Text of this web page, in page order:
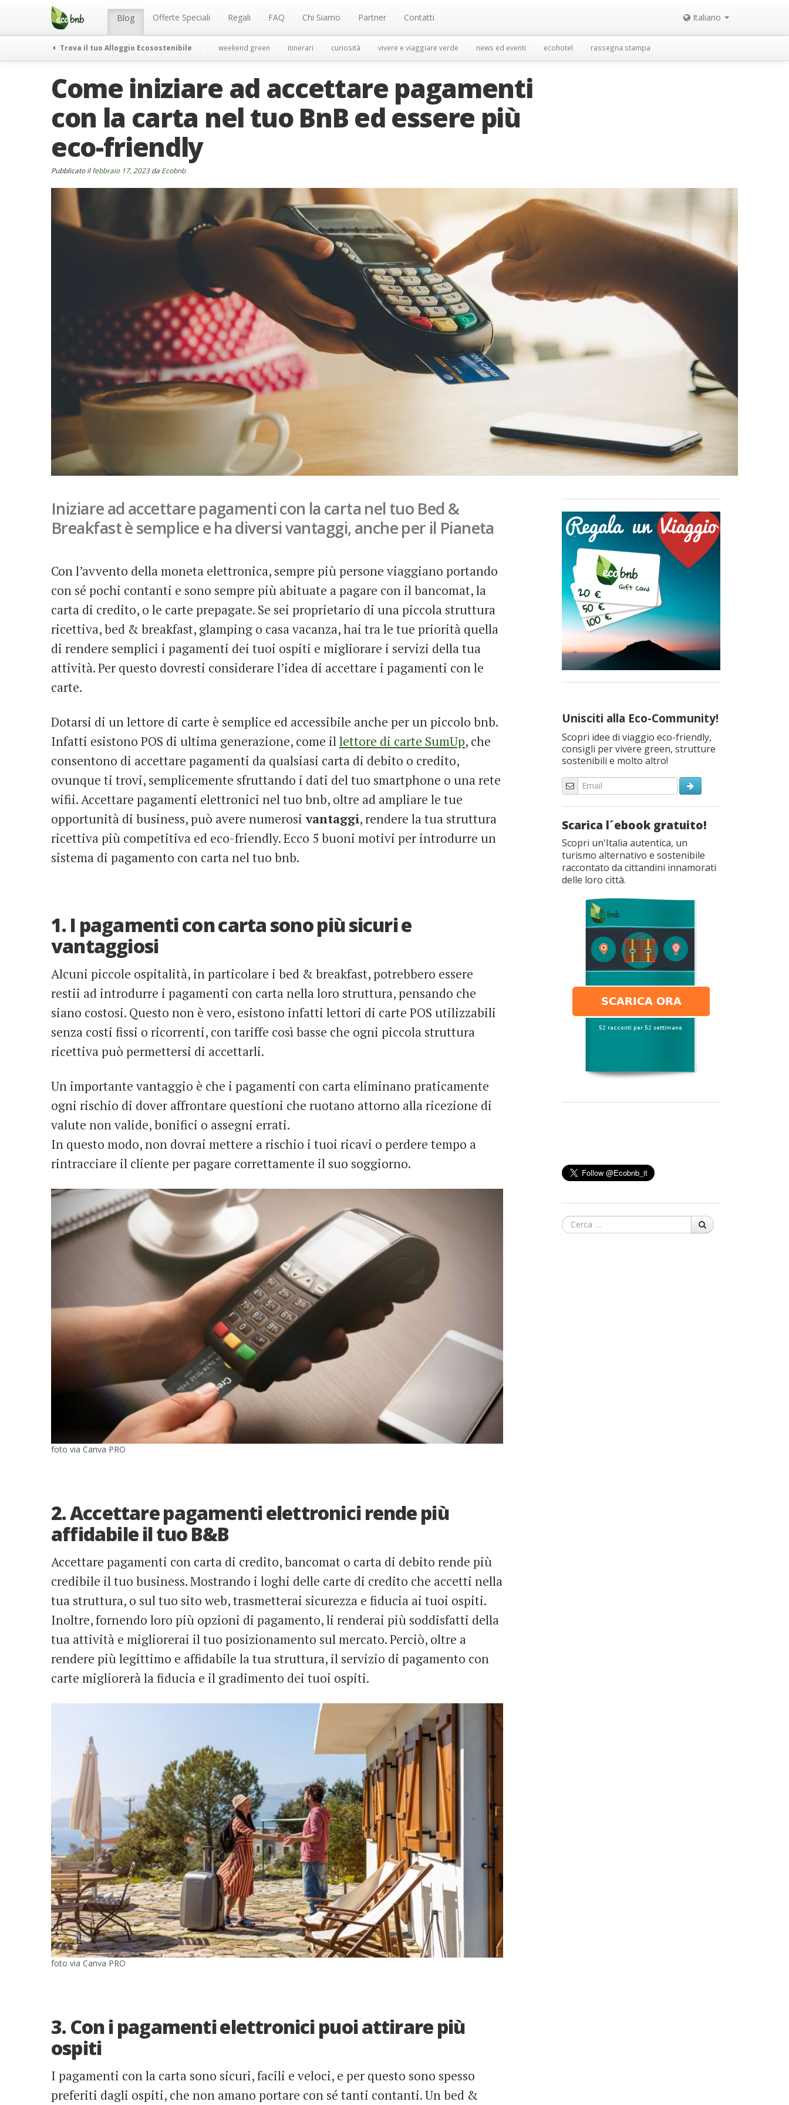
Menu Blog Offerte Speciali Regali FAQ Chi Siamo Partner Contatti Italiano
Trova il tuo Alloggio Ecosostenibile weekend green itinerari curiosità vivere e viaggiare verde news ed eventi ecohotel rassegna stampa
Come iniziare ad accettare pagamenti
con la carta nel tuo BnB ed essere più
eco-friendly
Pubblicato ilfebbraio 17, 2023da Ecobnb
Iniziare ad accettare pagamenti con la carta nel tuo Bed &
Breakfast è semplice e ha diversi vantaggi, anche per il Pianeta
Con l’avvento della moneta elettronica, sempre più persone viaggiano portando
con sé pochi contanti e sono sempre più abituate a pagare con il bancomat, la
carta di credito, o le carte prepagate. Se sei proprietario di una piccola struttura
ricettiva, bed & breakfast, glamping o casa vacanza, hai tra le tue priorità quella
di rendere semplici i pagamenti dei tuoi ospiti e migliorare i servizi della tua
attività. Per questo dovresti considerare l’idea di accettare i pagamenti con le
carte.
Dotarsi di un lettore di carte è semplice ed accessibile anche per un piccolo bnb.
Infatti esistono POS di ultima generazione, come illettore di carte SumUp, che
consentono di accettare pagamenti da qualsiasi carta di debito o credito,
ovunque ti trovi, semplicemente sfruttando i dati del tuo smartphone o una rete
wifii. Accettare pagamenti elettronici nel tuo bnb, oltre ad ampliare le tue
opportunità di business, può avere numerosi vantaggi, rendere la tua struttura
ricettiva più competitiva ed eco-friendly. Ecco 5 buoni motivi per introdurre un
sistema di pagamento con carta nel tuo bnb.
1. I pagamenti con carta sono più sicuri e
vantaggiosi
Alcuni piccole ospitalità, in particolare i bed & breakfast, potrebbero essere
restii ad introdurre i pagamenti con carta nella loro struttura, pensando che
siano costosi. Questo non è vero, esistono infatti lettori di carte POS utilizzabili
senza costi fissi o ricorrenti, con tariffe così basse che ogni piccola struttura
ricettiva può permettersi di accettarli.
Un importante vantaggio è che i pagamenti con carta eliminano praticamente
ogni rischio di dover affrontare questioni che ruotano attorno alla ricezione di
valute non valide, bonifici o assegni errati.
In questo modo, non dovrai mettere a rischio i tuoi ricavi o perdere tempo a
rintracciare il cliente per pagare correttamente il suo soggiorno.
foto via Canva PRO
2. Accettare pagamenti elettronici rende più
affidabile il tuo B&B
Accettare pagamenti con carta di credito, bancomat o carta di debito rende più
credibile il tuo business. Mostrando i loghi delle carte di credito che accetti nella
tua struttura, o sul tuo sito web, trasmetterai sicurezza e fiducia ai tuoi ospiti.
Inoltre, fornendo loro più opzioni di pagamento, li renderai più soddisfatti della
tua attività e migliorerai il tuo posizionamento sul mercato. Perciò, oltre a
rendere più legittimo e affidabile la tua struttura, il servizio di pagamento con
carte migliorerà la fiducia e il gradimento dei tuoi ospiti.
foto via Canva PRO
3. Con i pagamenti elettronici puoi attirare più
ospiti
I pagamenti con la carta sono sicuri, facili e veloci, e per questo sono spesso
preferiti dagli ospiti, che non amano portare con sé tanti contanti. Un bed &
Unisciti alla Eco-Community!
Scopri idee di viaggio eco-friendly,
consigli per vivere green, strutture
sostenibili e molto altro!
Scarica l´ebook gratuito!
Scopri un'Italia autentica, un
turismo alternativo e sostenibile
raccontato da cittandini innamorati
delle loro città.
Cerca